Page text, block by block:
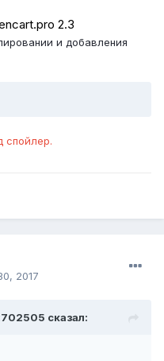
2.3
и добавления
спойлер.
2017
сказал: